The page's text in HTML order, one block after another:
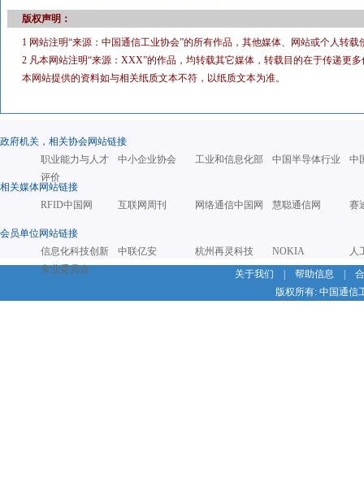
版权声明：
1 网站注明“来源：中国通信工业协会”的所有作品，其他媒体、网站或个人转
2 凡本网站注明“来源：XXX”的作品，均转载其它媒体，转载目的在于传递更
本网站提供的资料如与相关纸质文本不符，以纸质文本为准。
政府机关，相关协会网站链接
职业能力与人才
评价
中小企业协会 工业和信息化部 中国半导体行业 中
相关媒体网站链接
RFID中国网
互联网周刊 网络通信中国网 慧聪通信网 赛
会员单位网站链接
信息化科技创新
专业委员会
中联亿安 杭州再灵科技 NOKIA
人
关于我们
帮助信息
版权所有: 中国通信